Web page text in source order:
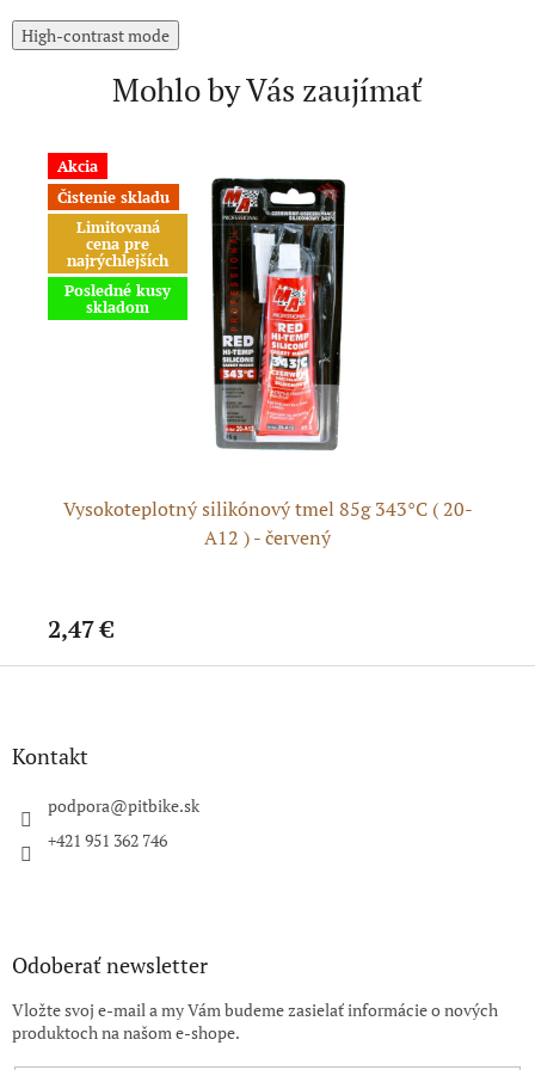
High-contrast mode
Mohlo by Vás zaujímať
Akcia
Čistenie skladu
Limitovaná
cena pre
najrýchlejších
Posledné kusy
skladom
Vysokoteplotný silikónový tmel 85g 343°C ( 20-
A12 ) - červený
2,47 €
Z
Kontakt
podpora@pitbike.sk
+421 951 362 746
Odoberať newsletter
Vložte svoj e-mail a my Vám budeme zasielať informácie o nových
produktoch na našom e-shope.